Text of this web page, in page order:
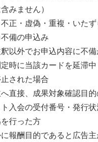
みません）
正・虚偽・重複・いたず
備の申込み
以外でお申込内容に不備
時に当該カードを延滞中
された場合
直接、成果対象確認目的
入会の受付番号・発行
行った方
報酬目的であると広告主